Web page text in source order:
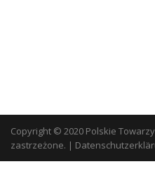
Copyright © 2020 Polskie
zastrzeżone. |